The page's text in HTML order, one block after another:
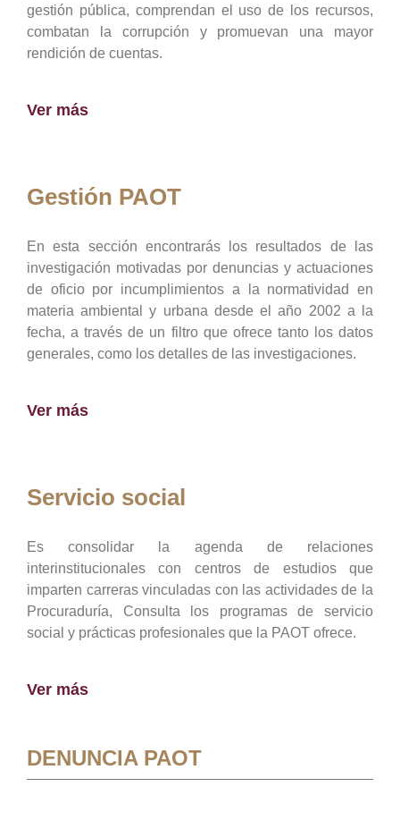
gestión pública, comprendan el uso de los recursos,
combatan la corrupción y promuevan una mayor
rendición de cuentas.
Ver más
Gestión PAOT
En esta sección encontrarás los resultados de las
investigación motivadas por denuncias y actuaciones
de oficio por incumplimientos a la normatividad en
materia ambiental y urbana desde el año 2002 a la
fecha, a través de un filtro que ofrece tanto los datos
generales, como los detalles de las investigaciones.
Ver más
Servicio social
Es consolidar la agenda de relaciones
interinstitucionales con centros de estudios que
imparten carreras vinculadas con las actividades de la
Procuraduría, Consulta los programas de servicio
social y prácticas profesionales que la PAOT ofrece.
Ver más
DENUNCIA PAOT